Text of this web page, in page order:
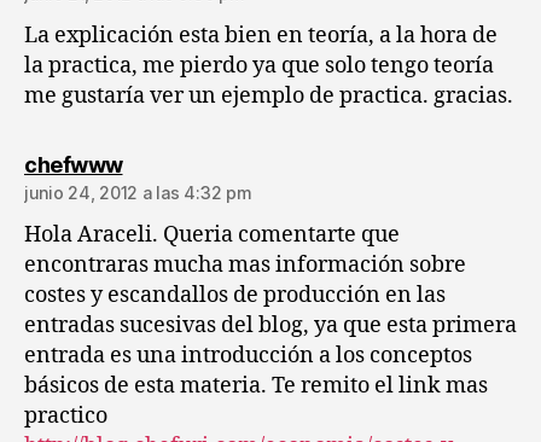
La explicación esta bien en teoría, a la hora de
la practica, me pierdo ya que solo tengo teoría
me gustaría ver un ejemplo de practica. gracias.
chefwwwdice:
junio 24, 2012 a las 4:32 pm
Hola Araceli. Queria comentarte que
encontraras mucha mas información sobre
costes y escandallos de producción en las
entradas sucesivas del blog, ya que esta primera
entrada es una introducción a los conceptos
básicos de esta materia. Te remito el link mas
practico